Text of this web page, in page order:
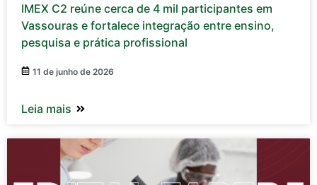
IMEX C2 reúne cerca de 4 mil participantes em
Vassouras e fortalece integração entre ensino,
pesquisa e prática profissional
11 de junho de 2026
Leia mais